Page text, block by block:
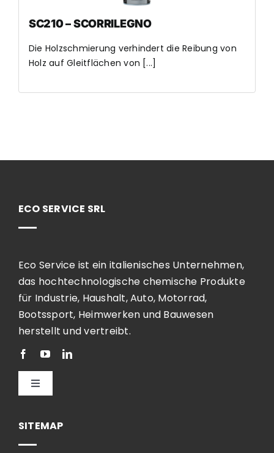
SC210 – SCORRILEGNO
Die Holzschmierung verhindert die Reibung von
Holz auf Gleitflächen von [...]
ECO SERVICE SRL
Eco Service ist ein italienisches Unternehmen,
das hochtechnologische chemische Produkte
für Industrie, Haushalt, Auto, Motorrad,
Bootssport, Heimwerken und Bauwesen
herstellt und vertreibt.
Toggle
SITEMAP